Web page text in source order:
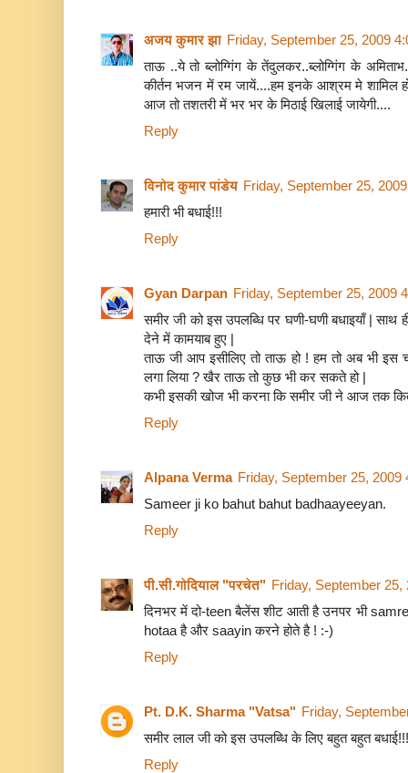
अजय कुमार झा Friday, September 25, 2009
ताऊ ..ये तो ब्लोग्गिंग के तेंदुलकर..ब्लोग्गिंग के
कीर्तन भजन में रम जायें....हम इनके आश्रम मे शामिल
आज तो तशतरी में भर भर के मिठाई खिलाई जायेगी....
Reply
विनोद कुमार पांडेय Friday, September 25,
हमारी भी बधाई!!!
Reply
Gyan Darpan Friday, September 25, 2009
समीर जी को इस उपलब्धि पर घणी-घणी बधाइयाँ | साथ
देने में कामयाब हुए |
ताऊ जी आप इसीलिए तो ताऊ हो ! हम तो अब भी
लगा लिया ? खैर ताऊ तो कुछ भी कर सकते हो |
कभी इसकी खोज भी करना कि समीर जी ने आज तक
Reply
Alpana Verma Friday, September 25, 2009
Sameer ji ko bahut bahut badhaayeeyan.
Reply
पी.सी.गोदियाल "परचेत" Friday, September
दिनभर में दो-teen बैलेंस शीट आती है उनपर भी
hotaa है और saayin करने होते है ! :-)
Reply
Pt. D.K. Sharma "Vatsa" Friday,
समीर लाल जी को इस उपलब्धि के लिए बहुत बहुत बधाई!!!
Reply